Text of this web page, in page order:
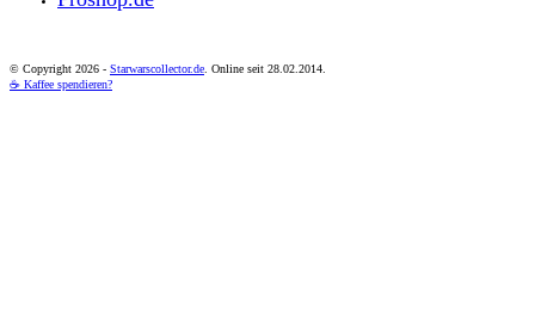
© Copyright 2026 - Starwarscollector.de . Online seit 28.02.2014.
☕ Kaffee spendieren?